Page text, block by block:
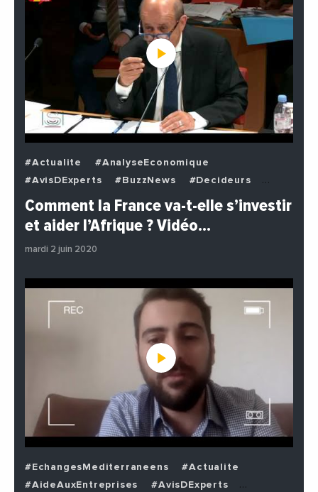
#Actualite
#AnalyseEconomique
#AvisDExperts
#BuzzNews
#Decideurs
#EchangesMediterraneens
#Economie
#Politique
Comment la France va-t-elle s’investir
et aider l’Afrique ? Vidéo…
mardi 2 juin 2020
#EchangesMediterraneens
#Actualite
#AideAuxEntreprises
#AvisDExperts